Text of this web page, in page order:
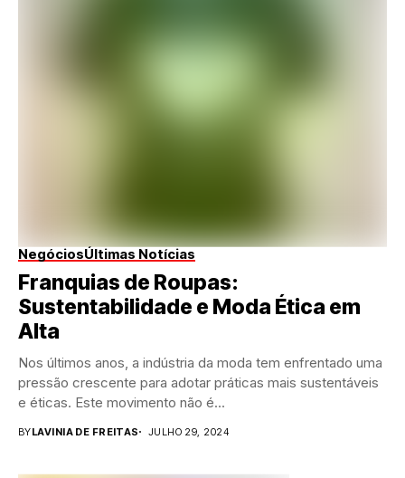
NegóciosÚltimas Notícias
Franquias de Roupas:
Sustentabilidade e Moda Ética em
Alta
Nos últimos anos, a indústria da moda tem enfrentado uma
pressão crescente para adotar práticas mais sustentáveis
e éticas. Este movimento não é...
BYLAVINIA DE FREITAS JULHO 29, 2024